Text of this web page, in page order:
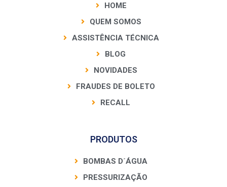
HOME
QUEM SOMOS
ASSISTÊNCIA TÉCNICA
BLOG
NOVIDADES
FRAUDES DE BOLETO
RECALL
PRODUTOS
BOMBAS D´ÁGUA
PRESSURIZAÇÃO